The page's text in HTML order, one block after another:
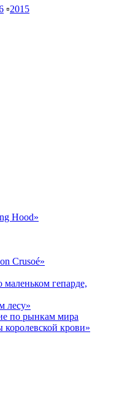
▫2015
Hood»
Crusoé»
гепарде,
лесу»
по рынкам мира
крови»